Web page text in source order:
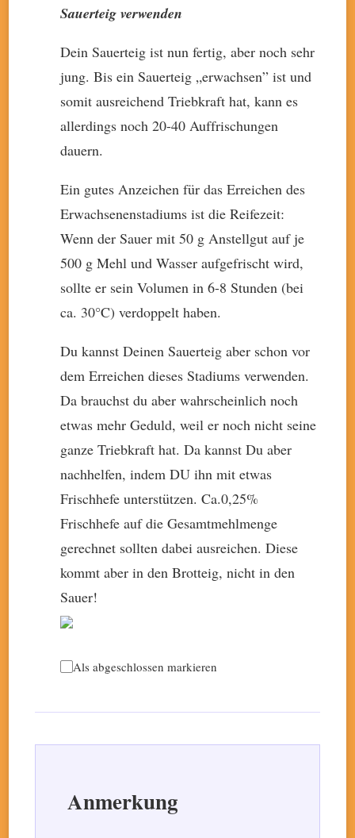
Sauerteig verwenden
Dein Sauerteig ist nun fertig, aber noch sehr
jung. Bis ein Sauerteig „erwachsen” ist und
somit ausreichend Triebkraft hat, kann es
allerdings noch 20-40 Auffrischungen
dauern.
Ein gutes Anzeichen für das Erreichen des
Erwachsenenstadiums ist die Reifezeit:
Wenn der Sauer mit 50 g Anstellgut auf je
500 g Mehl und Wasser aufgefrischt wird,
sollte er sein Volumen in 6-8 Stunden (bei
ca. 30°C) verdoppelt haben.
Du kannst Deinen Sauerteig aber schon vor
dem Erreichen dieses Stadiums verwenden.
Da brauchst du aber wahrscheinlich noch
etwas mehr Geduld, weil er noch nicht seine
ganze Triebkraft hat. Da kannst Du aber
nachhelfen, indem DU ihn mit etwas
Frischhefe unterstützen. Ca.0,25%
Frischhefe auf die Gesamtmehlmenge
gerechnet sollten dabei ausreichen. Diese
kommt aber in den Brotteig, nicht in den
Sauer!
Als abgeschlossen markieren
Anmerkung